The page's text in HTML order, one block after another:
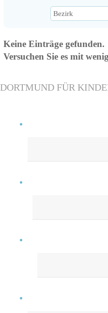
Keine Einträge gefunden.
Versuchen Sie es mit
DORTMUND FÜR